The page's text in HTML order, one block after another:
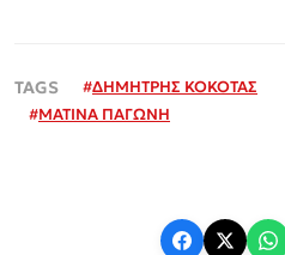
#ΔΗΜΗΤΡΗΣ ΚΟΚΟΤΑΣ
#ΜΑΤΙΝΑ ΠΑΓΩΝΗ